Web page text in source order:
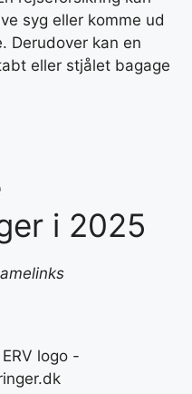
syg eller komme ud
Derudover kan en
eller stjålet bagage
i 2025